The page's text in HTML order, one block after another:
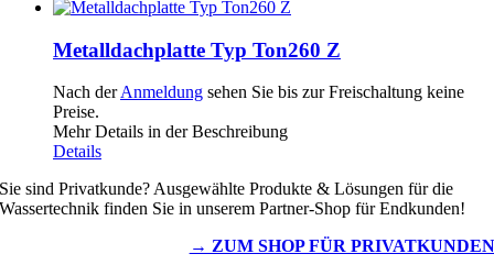
Metalldachplatte Typ Ton260 Z
Nach derAnmeldung sehen Sie bis zur Freischaltung keine
Preise.
Mehr Details in der Beschreibung
Details
Sie sind Privatkunde? Ausgewählte Produkte & Lösungen für die
Wassertechnik finden Sie in unserem Partner-Shop für Endkunden!
→ ZUM SHOP FÜR PRIVATKUNDEN